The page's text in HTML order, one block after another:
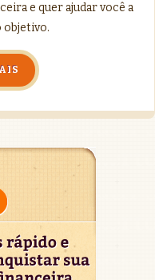
e quer ajudar você a
objetivo.